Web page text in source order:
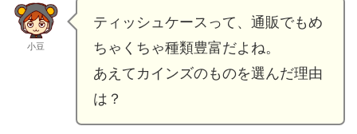
小豆
ティッシュケースって、通販でもめ
ちゃくちゃ種類豊富だよね。
あえてカインズのものを選んだ理由
は？